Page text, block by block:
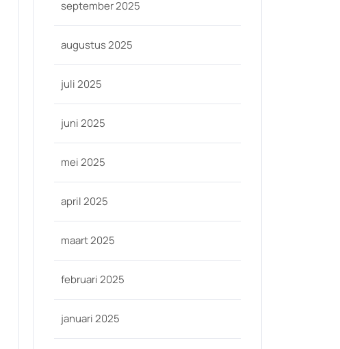
september 2025
augustus 2025
juli 2025
juni 2025
mei 2025
april 2025
maart 2025
februari 2025
januari 2025